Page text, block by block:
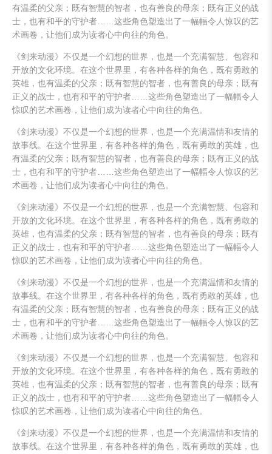
有温柔的父亲；既有智慧的智者，也有善良的母亲；既有正义的战
士，也有和平的守护者……这些角色塑造出了一幅幅令人惊叹的艺
术画卷，让他们成为读者心中向往的角色。
《剑来动漫》不仅是一个幻想的世界，也是一个充满智慧、包容和
开放的文化环境。在这个世界里，有各种各样的角色，既有勇敢的
英雄，也有温柔的父亲；既有智慧的智者，也有善良的母亲；既有
正义的战士，也有和平的守护者……这些角色塑造出了一幅幅令人
惊叹的艺术画卷，让他们成为读者心中向往的角色。
《剑来动漫》不仅是一个幻想的世界，也是一个充满温情和友情的
故事线。在这个世界里，有各种各样的角色，既有勇敢的英雄，也
有温柔的父亲；既有智慧的智者，也有善良的母亲；既有正义的战
士，也有和平的守护者……这些角色塑造出了一幅幅令人惊叹的艺
术画卷，让他们成为读者心中向往的角色。
《剑来动漫》不仅是一个幻想的世界，也是一个充满智慧、包容和
开放的文化环境。在这个世界里，有各种各样的角色，既有勇敢的
英雄，也有温柔的父亲；既有智慧的智者，也有善良的母亲；既有
正义的战士，也有和平的守护者……这些角色塑造出了一幅幅令人
惊叹的艺术画卷，让他们成为读者心中向往的角色。
《剑来动漫》不仅是一个幻想的世界，也是一个充满温情和友情的
故事线。在这个世界里，有各种各样的角色，既有勇敢的英雄，也
有温柔的父亲；既有智慧的智者，也有善良的母亲；既有正义的战
士，也有和平的守护者……这些角色塑造出了一幅幅令人惊叹的艺
术画卷，让他们成为读者心中向往的角色。
《剑来动漫》不仅是一个幻想的世界，也是一个充满智慧、包容和
开放的文化环境。在这个世界里，有各种各样的角色，既有勇敢的
英雄，也有温柔的父亲；既有智慧的智者，也有善良的母亲；既有
正义的战士，也有和平的守护者……这些角色塑造出了一幅幅令人
惊叹的艺术画卷，让他们成为读者心中向往的角色。
《剑来动漫》不仅是一个幻想的世界，也是一个充满温情和友情的
故事线。在这个世界里，有各种各样的角色，既有勇敢的英雄，也